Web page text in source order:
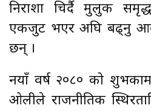
निराशा चिर्दै मुलुक
एकजुट भएर अघि बढ्नु
छन् ।
नयाँ वर्ष २०८० को
ओलीले राजनीतिक